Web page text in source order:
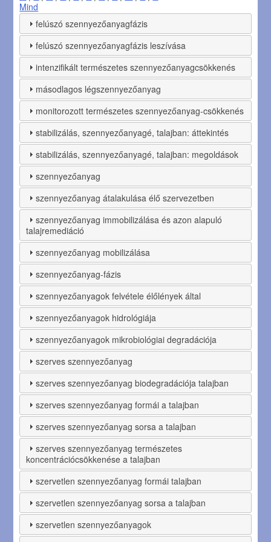
Mind
felúszó szennyezőanyagfázis
felúszó szennyezőanyagfázis leszívása
intenzifikált természetes szennyezőanyagcsökkenés
másodlagos légszennyezőanyag
monitorozott természetes szennyezőanyag-csökkenés
stabilizálás, szennyezőanyagé, talajban: áttekintés
stabilizálás, szennyezőanyagé, talajban: megoldások
szennyezőanyag
szennyezőanyag átalakulása élő szervezetben
szennyezőanyag immobilizálása és azon alapuló
talajremediáció
szennyezőanyag mobilizálása
szennyezőanyag-fázis
szennyezőanyagok felvétele élőlények által
szennyezőanyagok hidrológiája
szennyezőanyagok mikrobiológiai degradációja
szerves szennyezőanyag
szerves szennyezőanyag biodegradációja talajban
szerves szennyezőanyag formái a talajban
szerves szennyezőanyag sorsa a talajban
szerves szennyezőanyag természetes
koncentrációcsökkenése a talajban
szervetlen szennyezőanyag formái talajban
szervetlen szennyezőanyag sorsa a talajban
szervetlen szennyezőanyagok